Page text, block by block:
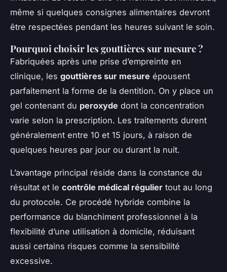
même si quelques consignes alimentaires devront
être respectées pendant les heures suivant le soin.
Pourquoi choisir les gouttières sur mesure ?
Fabriquées après une prise d’empreinte en
clinique, les gouttières sur mesure épousent
parfaitement la forme de la dentition. On y place un
gel contenant du peroxyde dont la concentration
varie selon la prescription. Les traitements durent
généralement entre 10 et 15 jours, à raison de
quelques heures par jour ou durant la nuit.
L’avantage principal réside dans la constance du
résultat et le contrôle médical régulier tout au long
du protocole. Ce procédé hybride combine la
performance du blanchiment professionnel à la
flexibilité d’une utilisation à domicile, réduisant
aussi certains risques comme la sensibilité
excessive.